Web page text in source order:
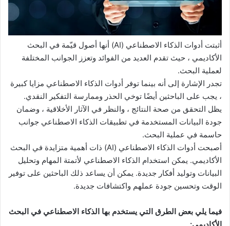
أثبتت أدوات الذكاء الاصطناعي (AI) أنها أصول قيّمة في البحث
الأكاديمي ، حيث تقدم العديد من الفوائد وتعزز الجوانب المختلفة
لعملية البحث.
تجدر الإشارة إلى أنه بينما توفر أدوات الذكاء الاصطناعي مزايا كبيرة
، يجب على الباحثين أيضًا توخي الحذر وممارسة التفكير النقدي.
يظل التحقق من صحة النتائج ، والنظر في الآثار الأخلاقية ، وضمان
جودة البيانات المستخدمة في تطبيقات الذكاء الاصطناعي جوانب
حاسمة في عملية البحث.
أصبحت أدوات الذكاء الاصطناعي (AI) ذات أهمية متزايدة في البحث
الأكاديمي. يمكن استخدام الذكاء الاصطناعي لأتمتة المهام وتحليل
البيانات وتوليد أفكار جديدة. يمكن أن يساعد ذلك الباحثين على توفير
الوقت وتحسين جودة عملهم واكتشافات جديدة.
فيما يلي بعض الطرق التي يستخدم بها الذكاء الاصطناعي في البحث